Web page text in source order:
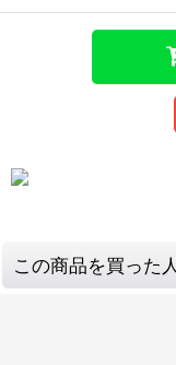
この商品を買った